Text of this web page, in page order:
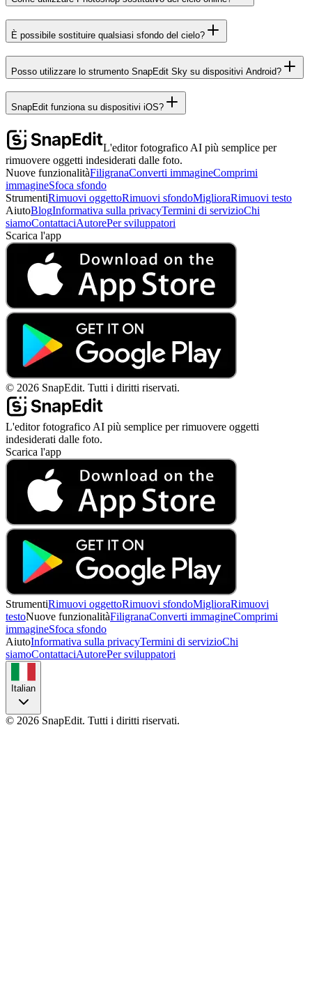
È possibile sostituire qualsiasi sfondo del cielo?
Posso utilizzare lo strumento SnapEdit Sky su dispositivi Android?
SnapEdit funziona su dispositivi iOS?
L'editor fotografico AI più semplice per
rimuovere oggetti indesiderati dalle foto.
Nuove funzionalitàFiligranaConverti immagineComprimi
immagineSfoca sfondo
StrumentiRimuovi oggettoRimuovi sfondoMiglioraRimuovi testo
AiutoBlogInformativa sulla privacyTermini di servizioChi
siamoContattaciAutorePer sviluppatori
Scarica l'app
© 2026 SnapEdit. Tutti i diritti riservati.
L'editor fotografico AI più semplice per rimuovere oggetti
indesiderati dalle foto.
Scarica l'app
StrumentiRimuovi oggettoRimuovi sfondoMiglioraRimuovi
testoNuove funzionalitàFiligranaConverti immagineComprimi
immagineSfoca sfondo
AiutoInformativa sulla privacyTermini di servizioChi
siamoContattaciAutorePer sviluppatori
Italian
© 2026 SnapEdit. Tutti i diritti riservati.